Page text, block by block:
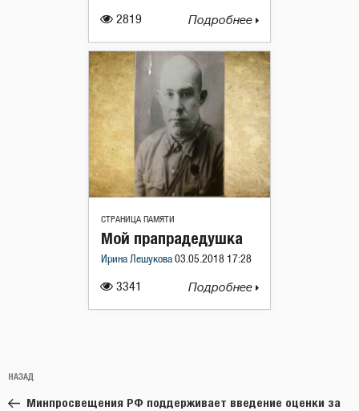
2819 Подробнее
СТРАНИЦА ПАМЯТИ
3341
Мой прапрадедушка
Ирина Лешукова 03.05.2018 17:28
Подробнее
по
записям
Предыдущая
запись:
НАЗАД
Минпросвещения РФ поддерживает введение оценки за